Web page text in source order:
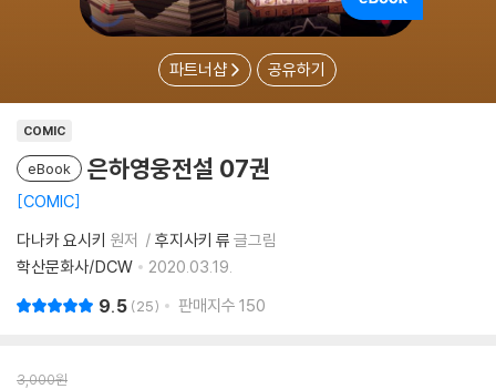
파트너샵 공유하기
COMIC
eBook 은하영웅전설 07권
COMIC
다나카 요시키 원저 후지사키 류 글그림
학산문화사/DCW
2020.03.19.
9.5 25 판매지수 150
3,000원